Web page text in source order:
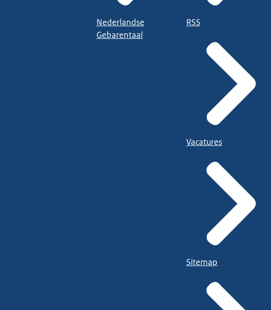
Nederlandse
Gebarentaal
RSS
Vacatures
Sitemap